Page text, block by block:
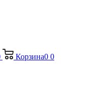
Корзина0 0